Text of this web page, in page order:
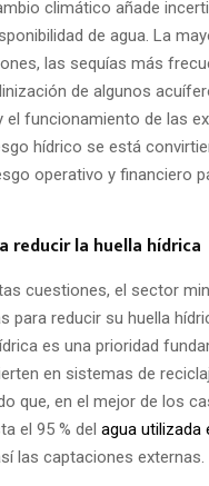
climático añade
de agua. La
las sequías más
de algunos
el funcionamiento de las
hídrico se está
operativo y financiero
reducir la huella hídrica
cuestiones, el sector
para reducir su huella
es una prioridad
en sistemas de
que, en el mejor de los
el 95 % del agua utilizada
las captaciones externas.